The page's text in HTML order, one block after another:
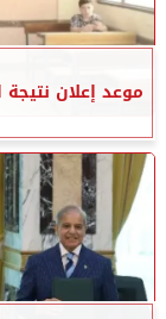
موعد إعلان نتيجة